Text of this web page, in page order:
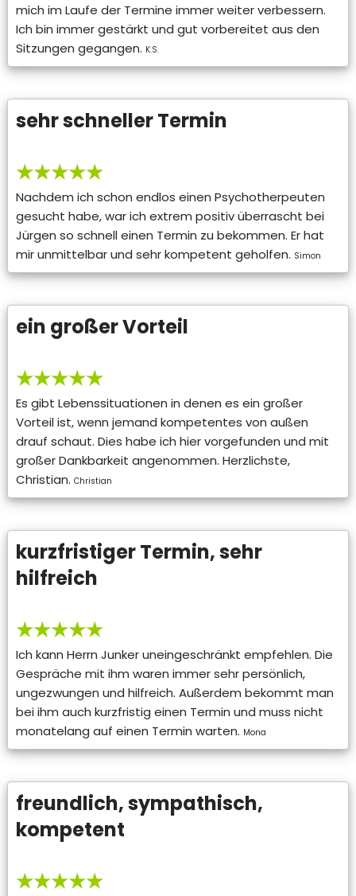
mich im Laufe der Termine immer weiter verbessern.
Ich bin immer gestärkt und gut vorbereitet aus den
Sitzungen gegangen. K.S.
sehr schneller Termin
★★★★★
Nachdem ich schon endlos einen Psychotherpeuten
gesucht habe, war ich extrem positiv überrascht bei
Jürgen so schnell einen Termin zu bekommen. Er hat
mir unmittelbar und sehr kompetent geholfen. Simon
ein großer Vorteil
★★★★★
Es gibt Lebenssituationen in denen es ein großer
Vorteil ist, wenn jemand kompetentes von außen
drauf schaut. Dies habe ich hier vorgefunden und mit
großer Dankbarkeit angenommen. Herzlichste,
Christian. Christian
kurzfristiger Termin, sehr
hilfreich
★★★★★
Ich kann Herrn Junker uneingeschränkt empfehlen. Die
Gespräche mit ihm waren immer sehr persönlich,
ungezwungen und hilfreich. Außerdem bekommt man
bei ihm auch kurzfristig einen Termin und muss nicht
monatelang auf einen Termin warten. Mona
freundlich, sympathisch,
kompetent
★★★★★